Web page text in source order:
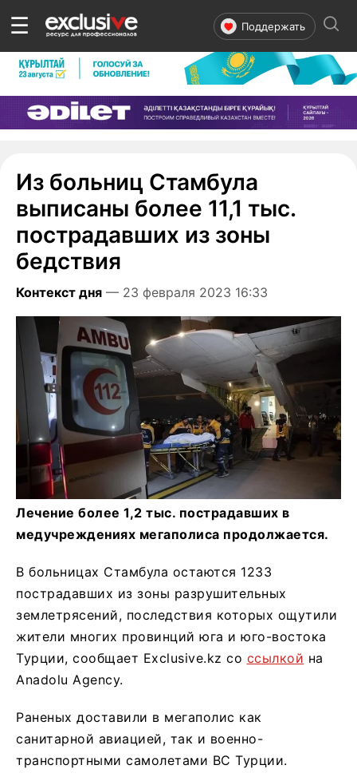
☰ Поддержать
Из больниц Стамбула
выписаны более 11,1 тыс.
пострадавших из зоны
бедствия
Контекст дня — 23 февраля 2023 16:33
Лечение более 1,2 тыс. пострадавших в
медучреждениях мегаполиса продолжается.
В больницах Стамбула остаются 1233
пострадавших из зоны разрушительных
землетрясений, последствия которых ощутили
жители многих провинций юга и юго-востока
Турции, сообщает Exclusive.kz со ссылкой на
Anadolu Agency.
Раненых доставили в мегаполис как
санитарной авиацией, так и военно-
транспортными самолетами ВС Турции.